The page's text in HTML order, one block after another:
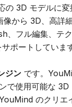
の 3D モデルに
から 3D、高詳
、フル編集、テ
ポートしています
ジン です。
で使用可能な
のクリエ